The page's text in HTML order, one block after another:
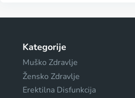
Kategorije
Muško Zdravlje
Žensko Zdravlje
Erektilna Disfunkcija